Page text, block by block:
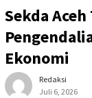
Sekda
Ekonomi
Redaksi
Juli 6, 2026